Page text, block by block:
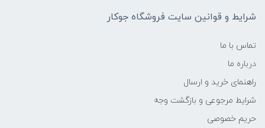
شرایط و قوانین سایت فروشگاه جوکار
تماس با ما
درباره ما
راهنمای خرید و ارسال
شرایط مرجوعی و بازگشت وجه
حریم خصوصی